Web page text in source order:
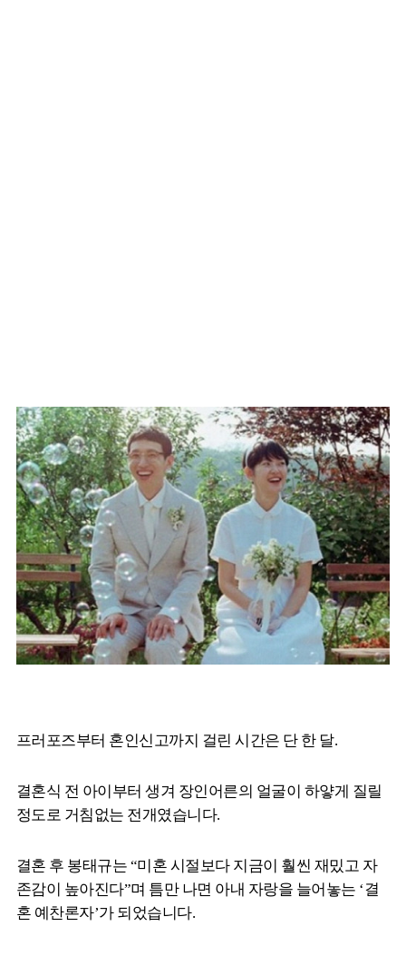
프러포즈부터 혼인신고까지 걸린 시간은 단 한 달.
결혼식 전 아이부터 생겨 장인어른의 얼굴이 하얗게 질릴
정도로 거침없는 전개였습니다.
결혼 후 봉태규는 “미혼 시절보다 지금이 훨씬 재밌고 자
존감이 높아진다”며 틈만 나면 아내 자랑을 늘어놓는 ‘결
혼 예찬론자’가 되었습니다.